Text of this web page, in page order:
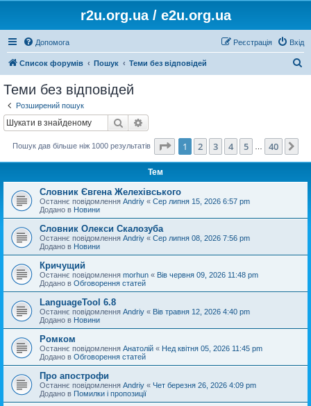
r2u.org.ua / e2u.org.ua
Допомога Вхід
Реєстрація
Список форумів Пошук Теми без відповідей
Теми без відповідей
Розширений пошук
Пошук
Пошук дав більше ніж 1000 результатів Сторінка 1 40
1 2 3 4 5 40
Тем
Словник Євгена Желехівського
Останнє повідомлення Andriy « Сер липня 15, 2026 6:57 pm
Додано в Новини
Словник Олекси Скалозуба
Останнє повідомлення Andriy « Сер липня 08, 2026 7:56 pm
Додано в Новини
Кричущий
Останнє повідомлення morhun « Вів червня 09, 2026 11:48 pm
Додано в Обговорення статей
LanguageTool 6.8
Останнє повідомлення Andriy « Вів травня 12, 2026 4:40 pm
Додано в Новини
Ромком
Останнє повідомлення Анатолій « Нед квітня 05, 2026 11:45 pm
Додано в Обговорення статей
Про апострофи
Останнє повідомлення Andriy « Чет березня 26, 2026 4:09 pm
Додано в Помилки і пропозиції